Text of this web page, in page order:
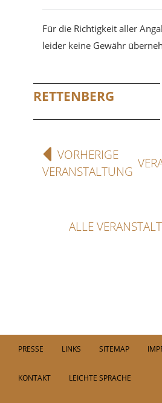
Für die Richtigkeit aller
leider keine Gewähr
RETTENBERG
VORHERIGE
VERANSTALTUNG
ALLE
PRESSE LINKS SITEMAP
KONTAKT LEICHTE SPRACHE